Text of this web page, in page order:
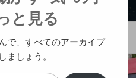
ュー
と見る
で、すべてのアーカイブ
ましょう。